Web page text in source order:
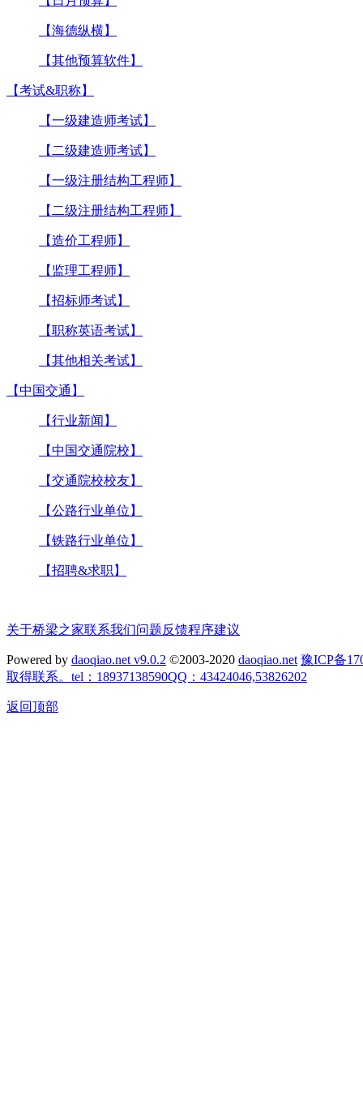
【海德纵横】
【其他预算软件】
【考试&职称】
【一级建造师考试】
【二级建造师考试】
【一级注册结构工程师】
【二级注册结构工程师】
【造价工程师】
【监理工程师】
【招标师考试】
【职称英语考试】
【其他相关考试】
【中国交通】
【行业新闻】
【中国交通院校】
【交通院校校友】
【公路行业单位】
【铁路行业单位】
【招聘&求职】
关于桥梁之家联系我们问题反馈程序建议
Powered by daoqiao.net v9.0.2 ©2003-2020 daoqiao.net 豫ICP备
取得联系。tel：18937138590QQ：43424046,53826202
返回顶部